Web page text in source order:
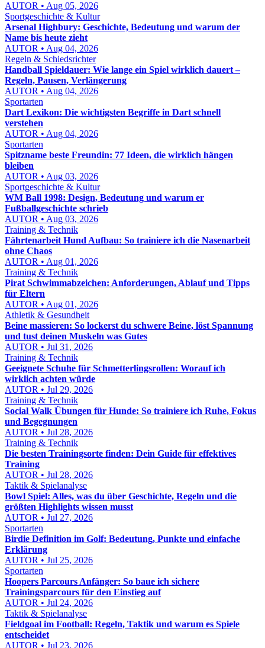
AUTOR • Aug 05, 2026
Sportgeschichte & Kultur
Arsenal Highbury: Geschichte, Bedeutung und warum der
Name bis heute zieht
AUTOR • Aug 04, 2026
Regeln & Schiedsrichter
Handball Spieldauer: Wie lange ein Spiel wirklich dauert –
Regeln, Pausen, Verlängerung
AUTOR • Aug 04, 2026
Sportarten
Dart Lexikon: Die wichtigsten Begriffe in Dart schnell
verstehen
AUTOR • Aug 04, 2026
Sportarten
Spitzname beste Freundin: 77 Ideen, die wirklich hängen
bleiben
AUTOR • Aug 03, 2026
Sportgeschichte & Kultur
WM Ball 1998: Design, Bedeutung und warum er
Fußballgeschichte schrieb
AUTOR • Aug 03, 2026
Training & Technik
Fährtenarbeit Hund Aufbau: So trainiere ich die Nasenarbeit
ohne Chaos
AUTOR • Aug 01, 2026
Training & Technik
Pirat Schwimmabzeichen: Anforderungen, Ablauf und Tipps
für Eltern
AUTOR • Aug 01, 2026
Athletik & Gesundheit
Beine massieren: So lockerst du schwere Beine, löst Spannung
und tust deinen Muskeln was Gutes
AUTOR • Jul 31, 2026
Training & Technik
Geeignete Schuhe für Schmetterlingsrollen: Worauf ich
wirklich achten würde
AUTOR • Jul 29, 2026
Training & Technik
Social Walk Übungen für Hunde: So trainiere ich Ruhe, Fokus
und Begegnungen
AUTOR • Jul 28, 2026
Training & Technik
Die besten Trainingsorte finden: Dein Guide für effektives
Training
AUTOR • Jul 28, 2026
Taktik & Spielanalyse
Bowl Spiel: Alles, was du über Geschichte, Regeln und die
größten Highlights wissen musst
AUTOR • Jul 27, 2026
Sportarten
Birdie Definition im Golf: Bedeutung, Punkte und einfache
Erklärung
AUTOR • Jul 25, 2026
Sportarten
Hoopers Parcours Anfänger: So baue ich sichere
Trainingsparcours für den Einstieg auf
AUTOR • Jul 24, 2026
Taktik & Spielanalyse
Fieldgoal im Football: Regeln, Taktik und warum es Spiele
entscheidet
AUTOR • Jul 23, 2026